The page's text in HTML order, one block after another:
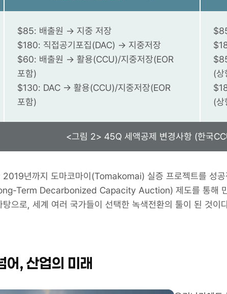
$85: 배출원 → 지중 저장
$180: 직접공기포집(DAC) → 지중저장
$60: 배출원 → 활용(CCU)/지중저장(EOR
포함)
$130: DAC → 활용(CCU)/지중저장(EOR
포함)
(상
(상
<그림 2> 45Q 세액공제 변경사항 (한국
2019년까지 도마코마이(Tomakomai) 실증 프로젝트를 성
Term Decarbonized Capacity Auction) 제도를 통해
으로, 세계 여러 국가들이 선택한 녹색전환의 툴이 된 것이
어, 산업의 미래